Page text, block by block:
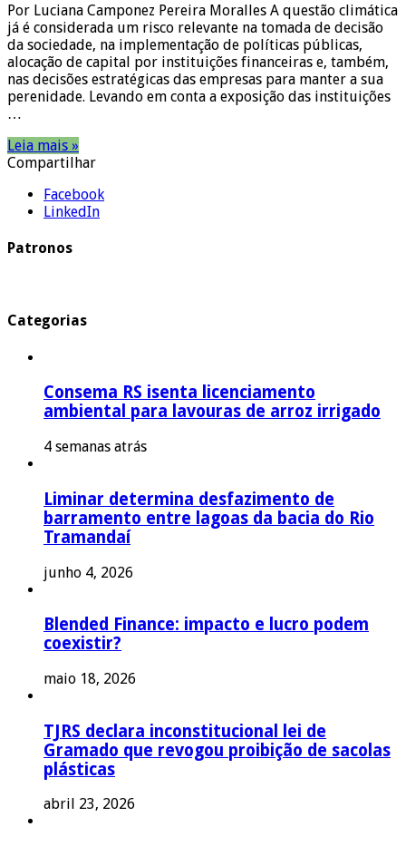
Por Luciana Camponez Pereira Moralles A questão climática
já é considerada um risco relevante na tomada de decisão
da sociedade, na implementação de políticas públicas,
alocação de capital por instituições financeiras e, também,
nas decisões estratégicas das empresas para manter a sua
perenidade. Levando em conta a exposição das instituições
…
Leia mais »
Compartilhar
Facebook
LinkedIn
Patronos
Categorias
Consema RS isenta licenciamento
ambiental para lavouras de arroz irrigado
4 semanas atrás
Liminar determina desfazimento de
barramento entre lagoas da bacia do Rio
Tramandaí
junho 4, 2026
Blended Finance: impacto e lucro podem
coexistir?
maio 18, 2026
TJRS declara inconstitucional lei de
Gramado que revogou proibição de sacolas
plásticas
abril 23, 2026